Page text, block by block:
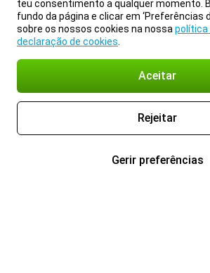
teu consentimento a qualquer momento.
fundo da página e clicar em ‘Preferências
sobre os nossos cookies na nossa política
declaração de cookies
Aceitar
Rejeitar
Gerir preferências